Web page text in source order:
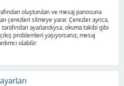
oluşturulan ve mesaj panosuna
çerezleri silmeye yarar. Çerezler ayrıca,
ayarlandıysa, okuma takibi gibi
problemleri yaşıyorsanız, mesaj
olabilir.